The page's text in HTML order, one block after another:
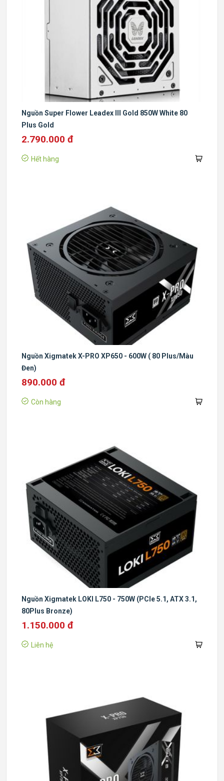
Nguồn Super Flower Leadex III Gold 850W White 80
Plus Gold
2.790.000 đ
Hết hàng
Nguồn Xigmatek X-PRO XP650 - 600W ( 80 Plus/Màu
Đen)
890.000 đ
Còn hàng
Nguồn Xigmatek LOKI L750 - 750W (PCIe 5.1, ATX 3.1,
80Plus Bronze)
1.150.000 đ
Liên hệ